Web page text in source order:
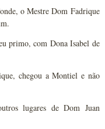
o Mestre Dom Fadrique
primo, com Dona Isabel de
chegou a Montiel e não
lugares de Dom Juan